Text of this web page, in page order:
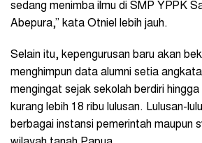
sedang menimba ilmu di SMP YPPK
Abepura,” kata Otniel lebih jauh.
Selain itu, kepengurusan baru akan
menghimpun data alumni setia
mengingat sejak sekolah berdiri
kurang lebih 18 ribu lulusan. Lulusan-
berbagai instansi pemerintah maupun